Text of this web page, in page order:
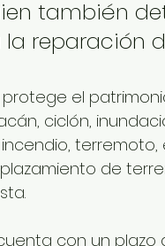
también
reparación
el
ciclón,
de
con un plazo